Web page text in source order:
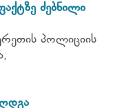
ძებნილი
პოლიციის